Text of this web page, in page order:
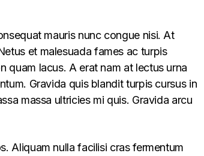
mauris nunc congue nisi. At
et malesuada fames ac turpis
quam lacus. A erat nam at lectus urna
Gravida quis blandit turpis cursus in
massa ultricies mi quis. Gravida arcu
Aliquam nulla facilisi cras fermentum